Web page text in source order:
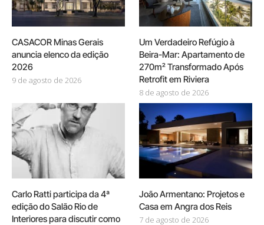
CASACOR Minas Gerais
anuncia elenco da edição
2026
9 de agosto de 2026
Um Verdadeiro Refúgio à
Beira-Mar: Apartamento de
270m² Transformado Após
Retrofit em Riviera
8 de agosto de 2026
Carlo Ratti participa da 4ª
edição do Salão Rio de
Interiores para discutir como
João Armentano: Projetos e
Casa em Angra dos Reis
7 de agosto de 2026